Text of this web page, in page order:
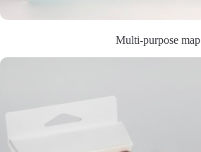
Multi-purpose map